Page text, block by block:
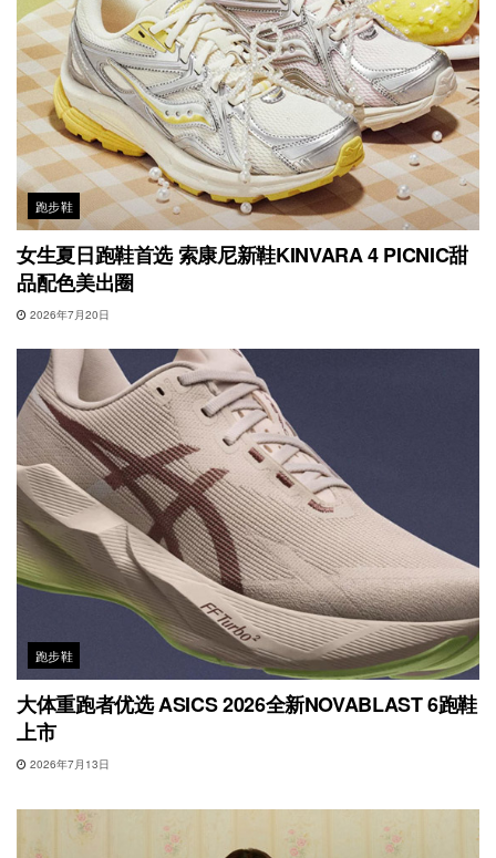
跑步鞋
女生夏日跑鞋首选 索康尼新鞋KINVARA 4 PICNIC甜
品配色美出圈
2026年7月20日
跑步鞋
大体重跑者优选 ASICS 2026全新NOVABLAST 6跑鞋
上市
2026年7月13日